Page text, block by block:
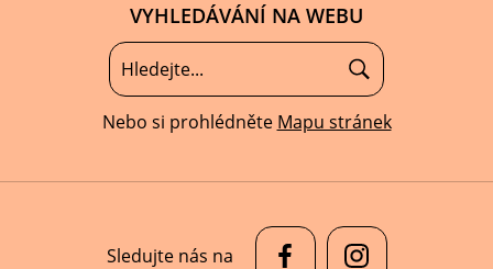
VYHLEDÁVÁNÍ NA WEBU
Nebo si prohlédněte Mapu stránek
Sledujte nás na